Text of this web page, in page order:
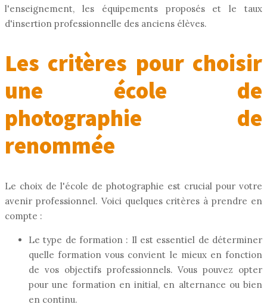
l'enseignement, les équipements proposés et le taux
d'insertion professionnelle des anciens élèves.
Les critères pour choisir
une école de
photographie de
renommée
Le choix de l'école de photographie est crucial pour votre
avenir professionnel. Voici quelques critères à prendre en
compte :
Le type de formation : Il est essentiel de déterminer
quelle formation vous convient le mieux en fonction
de vos objectifs professionnels. Vous pouvez opter
pour une formation en initial, en alternance ou bien
en continu.